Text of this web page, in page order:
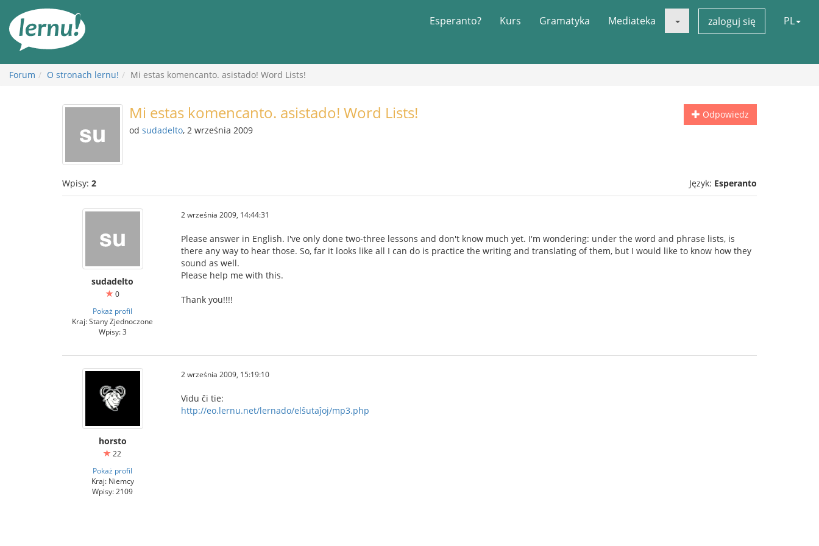
Esperanto? Kurs Gramatyka Mediateka zaloguj się PL
Forum O stronach lernu! Mi estas komencanto. asistado! Word Lists!
Odpowiedz
Mi estas komencanto. asistado! Word Lists!
od sudadelto, 2 września 2009
Wpisy: 2 Język: Esperanto
sudadelto
0
Pokaż profil
Kraj: Stany Zjednoczone
Wpisy: 3
2 września 2009, 14:44:31
Please answer in English. I've only done two-three lessons and don't know much yet. I'm wondering: under the word and phrase lists, is
there any way to hear those. So, far it looks like all I can do is practice the writing and translating of them, but I would like to know how they
sound as well.
Please help me with this.
Thank you!!!!
horsto
22
Pokaż profil
Kraj: Niemcy
Wpisy: 2109
2 września 2009, 15:19:10
Vidu ĉi tie:
http://eo.lernu.net/lernado/elŝutaĵoj/mp3.php